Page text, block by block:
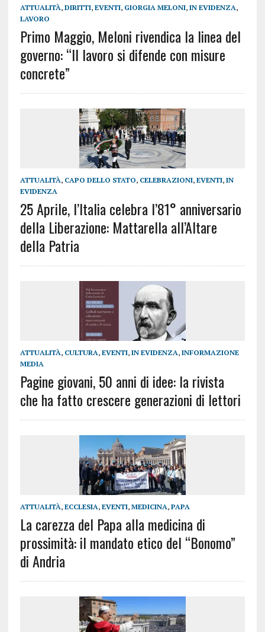
ATTUALITÀ, DIRITTI, EVENTI, GIORGIA MELONI, IN EVIDENZA,
LAVORO
Primo Maggio, Meloni rivendica la linea del
governo: “Il lavoro si difende con misure
concrete”
ATTUALITÀ, CAPO DELLO STATO, CELEBRAZIONI, EVENTI, IN
EVIDENZA
25 Aprile, l’Italia celebra l’81° anniversario
della Liberazione: Mattarella all’Altare
della Patria
ATTUALITÀ, CULTURA, EVENTI, IN EVIDENZA, INFORMAZIONE
MEDIA
Pagine giovani, 50 anni di idee: la rivista
che ha fatto crescere generazioni di lettori
ATTUALITÀ, ECCLESIA, EVENTI, MEDICINA, PAPA
La carezza del Papa alla medicina di
prossimità: il mandato etico del “Bonomo”
di Andria